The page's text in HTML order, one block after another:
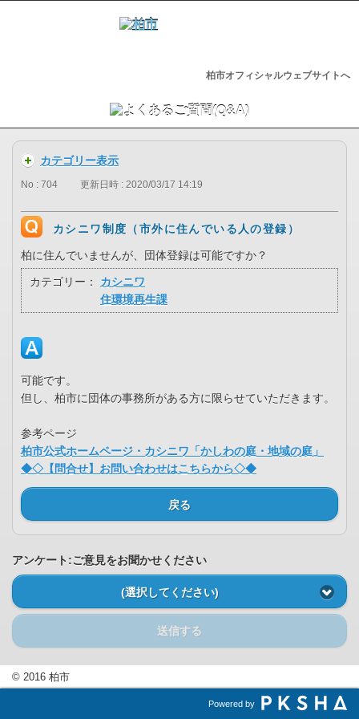
柏市オフィシャルウェブサイトへ
カテゴリー表示
No : 704 更新日時 : 2020/03/17 14:19
カシニワ制度（市外に住んでいる人の登録）
柏に住んでいませんが、団体登録は可能ですか？
カテゴリー：
カシニワ
住環境再生課
可能です。
但し、柏市に団体の事務所がある方に限らせていただきます。
参考ページ
柏市公式ホームページ・カシニワ「かしわの庭・地域の庭」
◆◇【問合せ】お問い合わせはこちらから◇◆
戻る
アンケート:ご意見をお聞かせください
(選択してください)
送信する
© 2016 柏市
Powered by